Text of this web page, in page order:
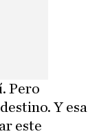
Pero
Y esa
este